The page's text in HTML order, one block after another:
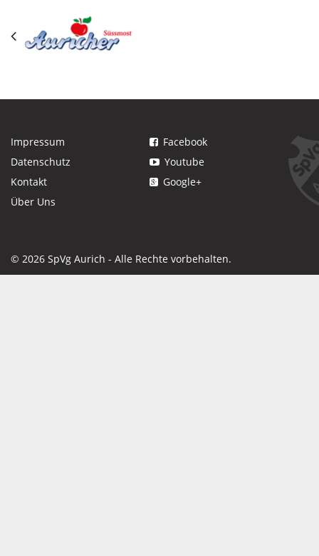
Impressum
Datenschutz
Kontakt
Über Uns
Facebook
Youtube
Google+
© 2026 SpVg Aurich - Alle Rechte vorbehalten.